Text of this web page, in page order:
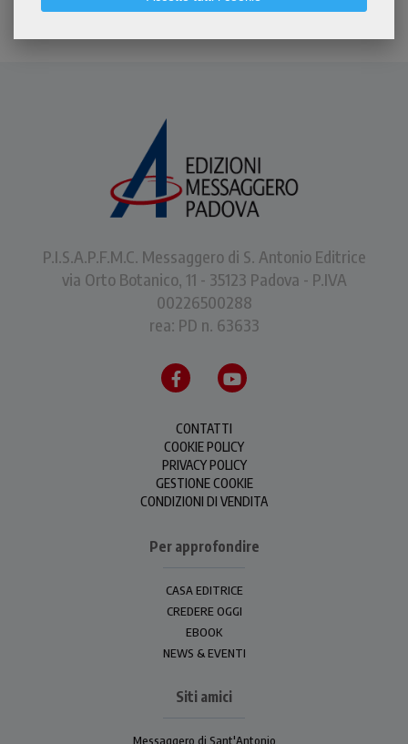
P.I.S.A.P.F.M.C. Messaggero di S. Antonio Editrice
via Orto Botanico, 11 - 35123 Padova - P.IVA
00226500288
rea: PD n. 63633
CONTATTI
COOKIE POLICY
PRIVACY POLICY
GESTIONE COOKIE
CONDIZIONI DI VENDITA
Per approfondire
CASA EDITRICE
CREDERE OGGI
EBOOK
NEWS & EVENTI
Siti amici
Messaggero di Sant'Antonio